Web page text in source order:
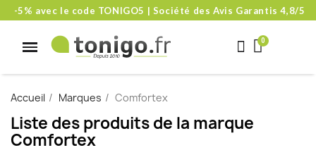
-5% avec le code TONIGO5 | Société des Avis Garantis 4,8/5
Accueil Marques Comfortex
Liste des produits de la marque
Comfortex